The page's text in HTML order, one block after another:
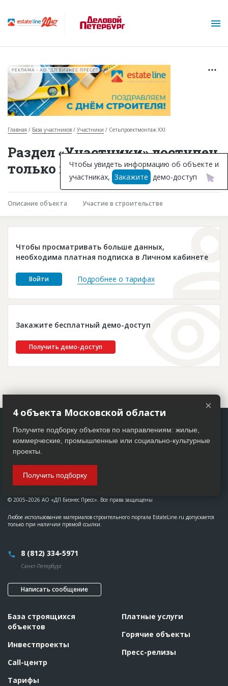
Горячие объекты
База строящихся объектов
Инвестпроекты
Глоссарий
Платные услуги
Пресс-релизы
РЕКЛАМА • АО "ДП БИЗНЕС ПРЕСС"
Главная База участников Участники Сетьпроектмонтаж XXI
Раздел «Участники» доступен
только подписчикам
Описание объекта Участие в строительстве
Чтобы просматривать больше данных,
необходима платная подписка в Личном кабинете
Войти Подробнее о тарифах
Закажите бесплатный демо-доступ
Получить демо-доступ
Чтобы увидеть информацию об объекте и
участниках, Закажите демо-доступ
© 2005–2026 АО «ДП Бизнес Пресс». Все права защищены
Любое использование материалов строительного портала EstateLine.ru допускается
только при наличии прямой ссылки.
8 (812) 334-5971
Санкт-Петербург
Написать сообщение
База строящихся
объектов
Инвестпроекты
Call-центр
Тарифы
Платные услуги
Горячие объекты
Пресс-релизы
×
4 объекта Московской области
Получите подборку объектов по направлениям: жилые,
коммерческие, промышленные или социально-культурные
проекты.
Получить подборку